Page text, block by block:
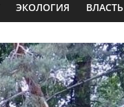
ЭКОЛОГИЯ ВЛАСТЬ